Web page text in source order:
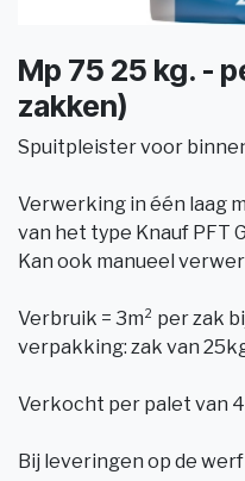
Mp 75 25 kg. -
zakken)
Spuitpleister voor
Verwerking in één laag
van het type Knauf PFT
Kan ook manueel
Verbruik = 3m² per zak
verpakking: zak van
Verkocht per palet van
Bij leveringen op de